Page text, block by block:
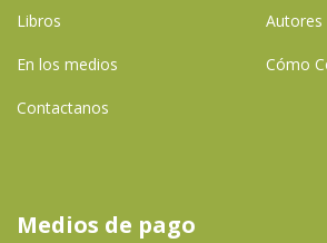
Libros Autores
En los medios Cómo
Contactanos
Medios de pago